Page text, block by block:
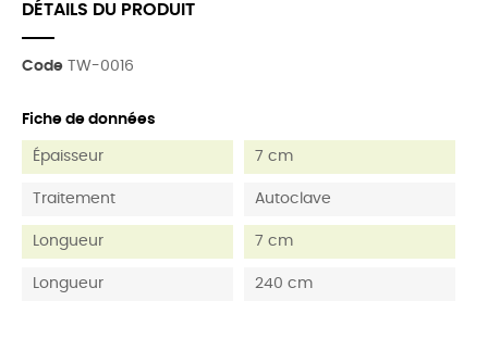
DÉTAILS DU PRODUIT
Code TW-0016
Fiche de données
Épaisseur 7 cm
Traitement Autoclave
Longueur 7 cm
Longueur 240 cm